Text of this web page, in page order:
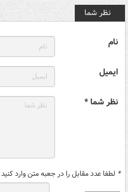
نظر شما
نام
ایمیل
نظر شما *
* لطفا عدد مقابل را در جعبه متن وارد کنید